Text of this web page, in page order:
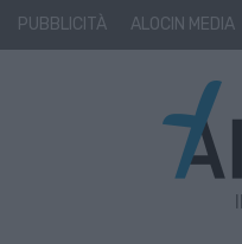
PUBBLICITÀ ALOCIN MEDIA